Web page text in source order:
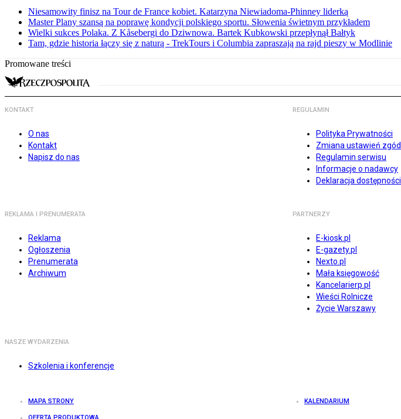
Niesamowity finisz na Tour de France kobiet. Katarzyna Niewiadoma-Phinney liderką
Master Plany szansą na poprawę kondycji polskiego sportu. Słowenia świetnym przykładem
Wielki sukces Polaka. Z Kåsebergi do Dziwnowa. Bartek Kubkowski przepłynął Bałtyk
Tam, gdzie historia łączy się z naturą - TrekTours i Columbia zapraszają na rajd pieszy w Modlinie
Promowane treści
KONTAKT
O nas
Kontakt
Napisz do nas
REGULAMIN
Polityka Prywatności
Zmiana ustawień zgód
Regulamin serwisu
Informacje o nadawcy
Deklaracja dostępności
REKLAMA I PRENUMERATA
Reklama
Ogłoszenia
Prenumerata
Archiwum
PARTNERZY
E-kiosk.pl
E-gazety.pl
Nexto.pl
Mała księgowość
Kancelarierp.pl
Wieści Rolnicze
Życie Warszawy
NASZE WYDARZENIA
Szkolenia i konferencje
MAPA STRONY KALENDARIUM